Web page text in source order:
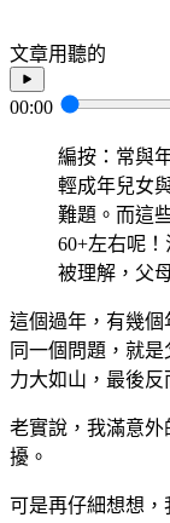
文章用聽的
00:00
編按：常與
輕成年兒女
難題。而這
60+左右呢
被理解，父
這個過年，有幾個
同一個問題，就
力大如山，最後反
老實說，我滿意外
擾。
可是再仔細想想，